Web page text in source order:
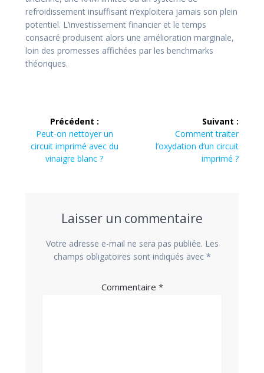
refroidissement insuffisant n’exploitera jamais son plein
potentiel. L’investissement financier et le temps
consacré produisent alors une amélioration marginale,
loin des promesses affichées par les benchmarks
théoriques.
Navigation
de
l’article
Précédent :
Article
précédent
Peut-on nettoyer un
circuit imprimé avec du
vinaigre blanc ?
Suivant :
Article
suivant
Comment traiter
l’oxydation d’un circuit
imprimé ?
Laisser un commentaire
Votre adresse e-mail ne sera pas publiée. Les
champs obligatoires sont indiqués avec *
Commentaire *